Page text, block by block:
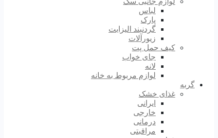
لباس
پارک
گردنبند الیزابت
زیورآلات
کیف حمل پت
جای خواب
لانه
لوازم مربوط به خانه
گربه
غذای خشک
ایرانی
خارجی
درمانی
مراقبتی